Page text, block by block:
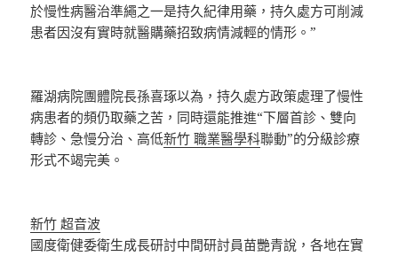
於慢性病醫治準繩之一是持久紀律用藥，持久處方可削減
患者因沒有實時就醫購藥招致病情減輕的情形。”
羅湖病院團體院長孫喜琢以為，持久處方政策處理了慢性
病患者的頻仍取藥之苦，同時還能推進“下層首診、雙向
轉診、急慢分治、高低新竹 職業醫學科聯動”的分級診療
形式不竭完美。
新竹 超音波
國度衛健委衛生成長研討中間研討員苗艷青說，各地在實